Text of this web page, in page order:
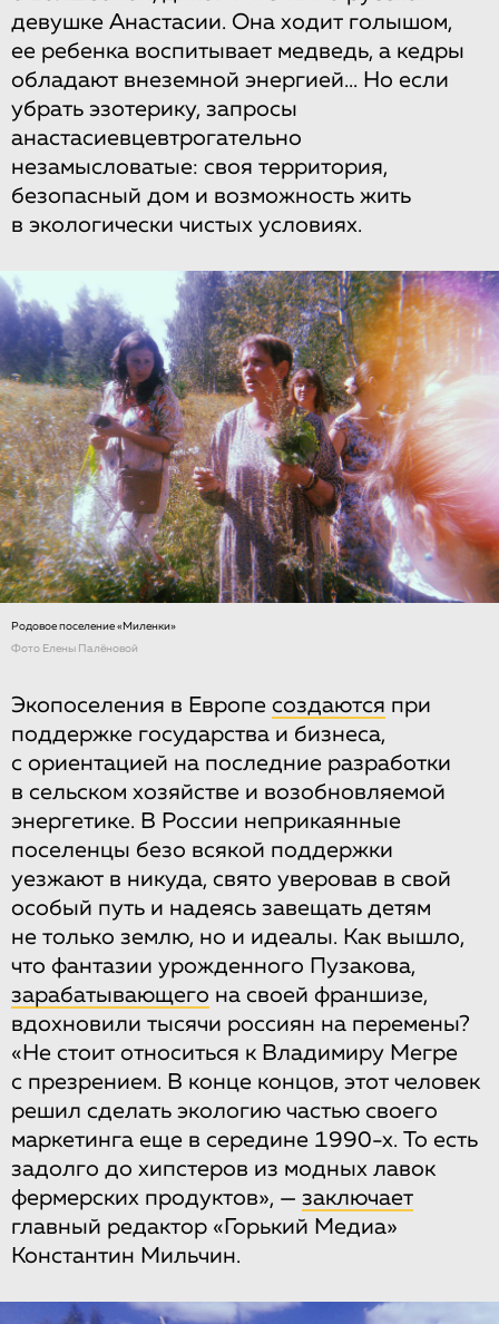
девушке Анастасии. Она ходит голышом,
ее ребенка воспитывает медведь, а кедры
обладают внеземной энергией... Но если
убрать эзотерику, запросы
анастасиевцевтрогательно
незамысловатые: своя территория,
безопасный дом и возможность жить
в экологически чистых условиях.
Родовое поселение «Миленки»
Фото Елены Палёновой
Экопоселения в Европе создаются при
поддержке государства и бизнеса,
с ориентацией на последние разработки
в сельском хозяйстве и возобновляемой
энергетике. В России неприкаянные
поселенцы безо всякой поддержки
уезжают в никуда, свято уверовав в свой
особый путь и надеясь завещать детям
не только землю, но и идеалы. Как вышло,
что фантазии урожденного Пузакова,
зарабатывающего на своей франшизе,
вдохновили тысячи россиян на перемены?
«Не стоит относиться к Владимиру Мегре
с презрением. В конце концов, этот человек
решил сделать экологию частью своего
маркетинга еще в середине 1990-х. То есть
задолго до хипстеров из модных лавок
фермерских продуктов», — заключает
главный редактор «Горький Медиа»
Константин Мильчин.